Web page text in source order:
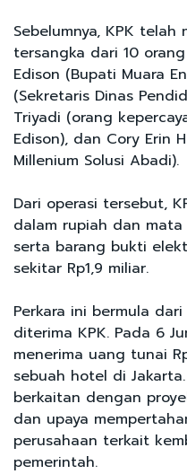
Sebelumnya, KPK
tersangka dari 10
Edison (Bupati Muara
(Sekretaris Dinas
Triyadi (orang
Edison), dan Cory Erin
Millenium Solusi Abadi).
Dari operasi tersebut,
dalam rupiah dan
serta barang bukti
sekitar Rp1,9 miliar.
Perkara ini bermula
diterima KPK. Pada 6
menerima uang tunai
sebuah hotel di
berkaitan dengan
dan upaya
perusahaan terkait
pemerintah.